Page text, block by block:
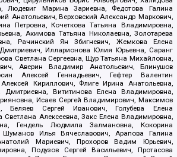
Людевиг Марина Зариевна, Федотова Галина
Анатольевич, Верховский Александр Маркович,
Петровна, Кочеткова Татьяна Владимировна,
Акимова Татьяна Николаевна, Золотарева
Рачинский Ян Збигневич, Жемкова Елена
Илларионова Юлия Юрьевна, Саранг
Светлана Сергеевна, Щур Татьяна Михайловна,
Аверин Владимир Анатольевич, Блинушов
Алексей Геннадьевич, Гефтер Валентин
Кириллович, Флиге Ирина Анатольевна,
Дмитриевна, Вититинова Елена Владимировна,
Исаев Сергей Владимирович, Максимов
Беляев Сергей Иванович, Голубева Елена
Светлана Алексеевна, Закс Елена Владимировна,
Гендель Людмила Залмановна, Кокорина
Шуманов Илья Вячеславович, Арапова Галина
Мариевич, Прохоров Вадим Юрьевич,
Подузов Сергей Васильевич, Протасова